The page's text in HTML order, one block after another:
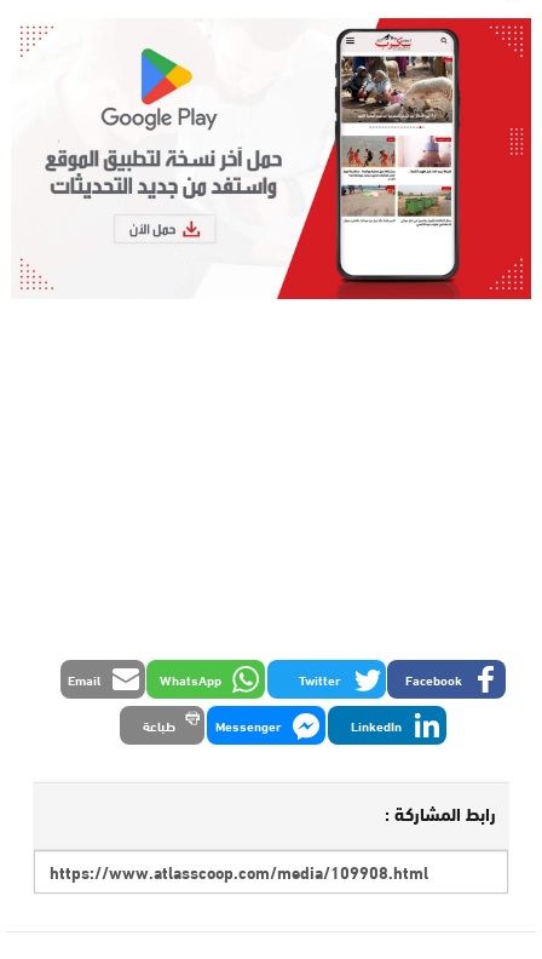
Facebook
Twitter
WhatsApp
Email
LinkedIn
Messenger طباعة
رابط المشاركة :